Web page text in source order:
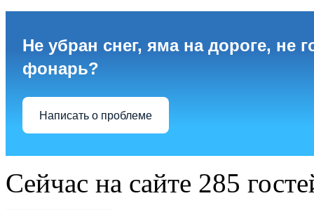
Не убран снег, яма на дороге, не
фонарь?
Написать о проблеме
Сейчас на сайте 285